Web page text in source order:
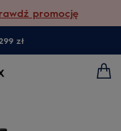
promocję
zł